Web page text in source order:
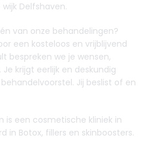
Delfshaven.
van onze behandelingen?
een kosteloos en vrijblijvend
bespreken we je wensen,
krijgt eerlijk en deskundig
Jij beslist of en
is een cosmetische kliniek in
in Botox, fillers en skinboosters.